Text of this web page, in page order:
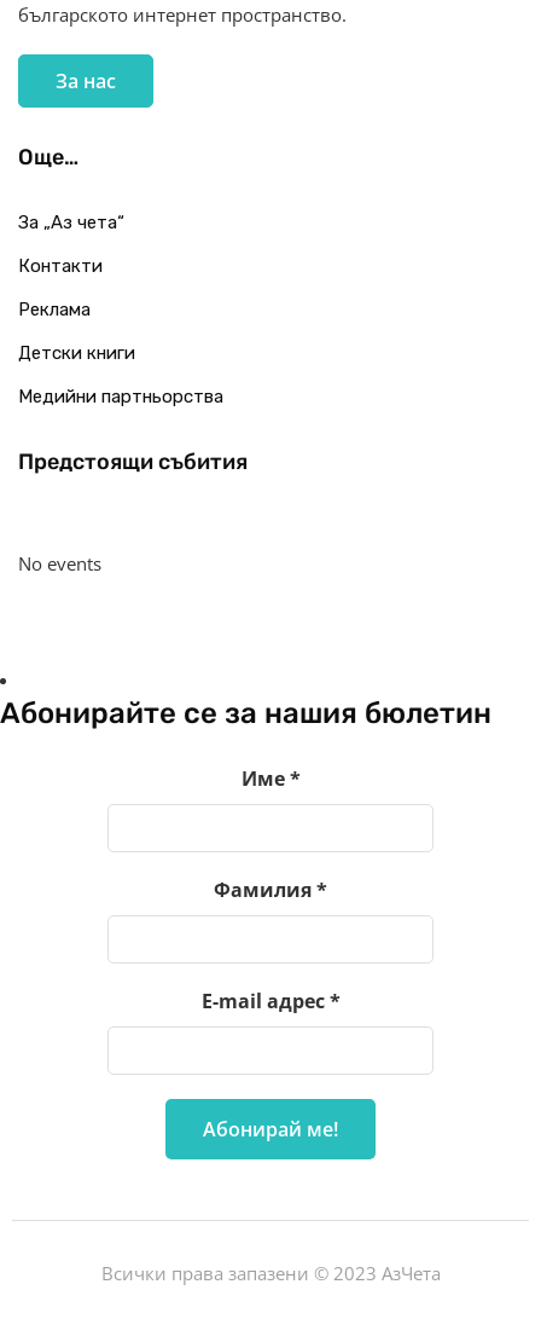
българското интернет пространство.
За нас
Още…
За „Аз чета“
Контакти
Реклама
Детски книги
Медийни партньорства
Предстоящи събития
No events
Абонирайте се за нашия бюлетин
Име*
Фамилия*
E-mail адрес*
Всички права запазени © 2023 АзЧета